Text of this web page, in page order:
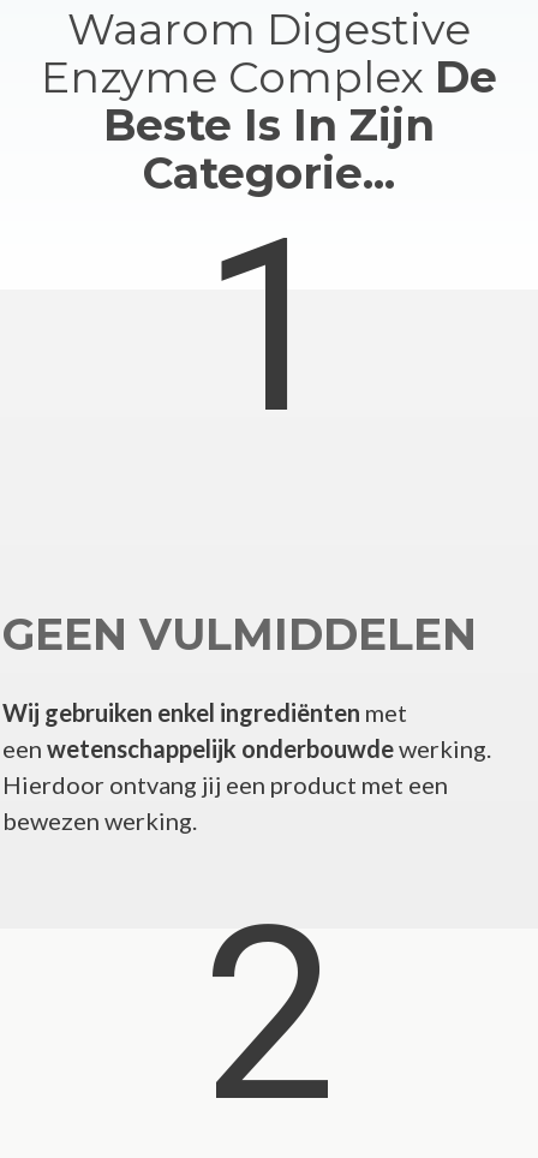
Waarom Digestive
Enzyme Complex De
Beste Is In Zijn
Categorie...
1
GEEN VULMIDDELEN
Wij gebruiken enkel ingrediënten met
een wetenschappelijk onderbouwdewerking.
Hierdoor ontvang jij een product met een
bewezen werking.
2